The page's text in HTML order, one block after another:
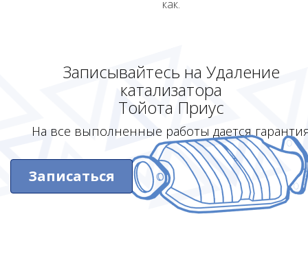
как.
Записывайтесь на Удаление
катализатора
Тойота Приус
На все выполненные работы дается
Записаться